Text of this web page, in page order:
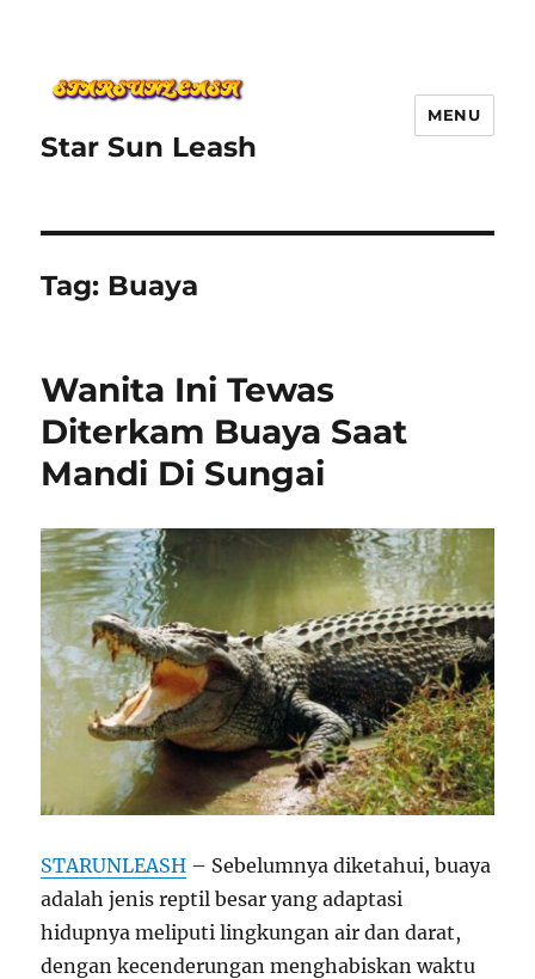
Star Sun Leash
MENU
Tag: Buaya
Wanita Ini Tewas
Diterkam Buaya Saat
Mandi Di Sungai
STARUNLEASH – Sebelumnya diketahui, buaya
adalah jenis reptil besar yang adaptasi
hidupnya meliputi lingkungan air dan darat,
dengan kecenderungan menghabiskan waktu